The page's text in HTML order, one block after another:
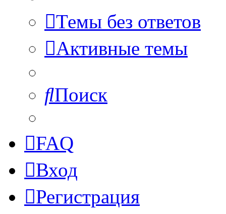
Темы без ответов
Активные темы
Поиск
FAQ
Вход
Регистрация